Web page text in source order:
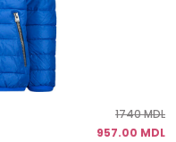
1740 MDL
957.00 MDL